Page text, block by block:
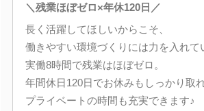
＼残業ほぼゼロ×年休120日／
長く活躍してほしいからこそ、
働きやすい環境づくりには力を入れて
実働8時間で残業はほぼゼロ。
年間休日120日でお休みもしっかり取れ
プライベートの時間も充実できます♪